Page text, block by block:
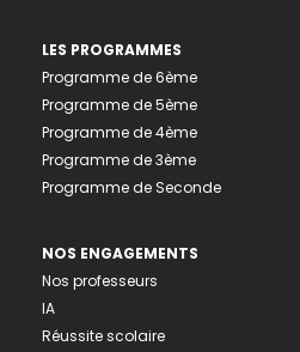
LES PROGRAMMES
Programme de 6ème
Programme de 5ème
Programme de 4ème
Programme de 3ème
Programme de Seconde
NOS ENGAGEMENTS
Nos professeurs
IA
Réussite scolaire